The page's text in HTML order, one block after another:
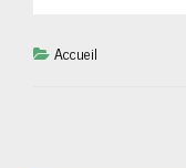
Accueil